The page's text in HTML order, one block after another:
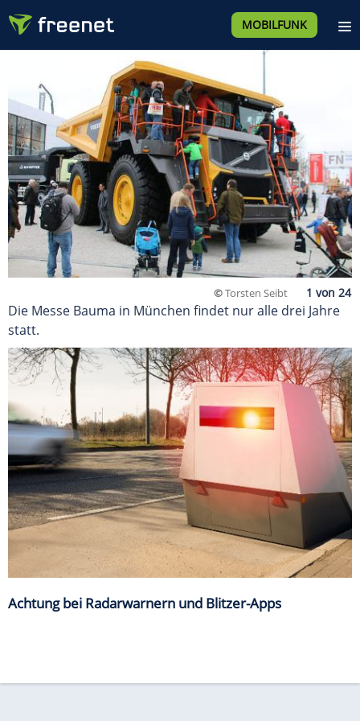
MOBILFUNK
©Torsten Seibt
Die Messe Bauma in München findet nur alle drei Jahre
statt.
Achtung bei Radarwarnern und Blitzer-Apps